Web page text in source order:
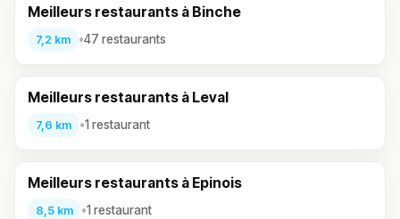
Meilleurs restaurants à Binche
7,2 km •47 restaurants
Meilleurs restaurants à Leval
7,6 km •1 restaurant
Meilleurs restaurants à Epinois
8,5 km •1 restaurant